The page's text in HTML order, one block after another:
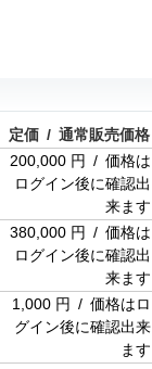
定価 / 通常販売価格
200,000 円 / 価格は
ログイン後に確認出
来ます
380,000 円 / 価格は
ログイン後に確認出
来ます
1,000 円 / 価格はロ
グイン後に確認出来
ます